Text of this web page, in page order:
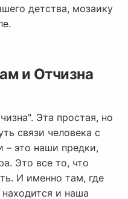
детства, мозаику
и Отчизна
Эта простая, но
связи человека с
– это наши предки,
Это все то, что
И именно там, где
и наша